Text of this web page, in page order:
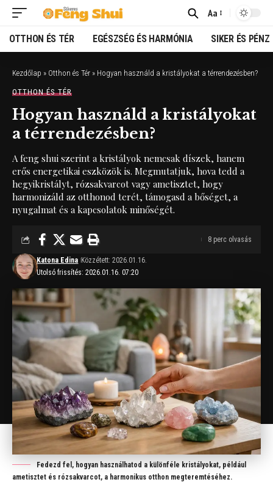
Font
Resizer
Aa
OTTHON ÉS TÉR EGÉSZSÉG ÉS HARMÓNIA SIKER ÉS PÉNZ
Kezdőlap » Otthon és Tér » Hogyan használd a kristályokat a térrendezésben?
OTTHON ÉS TÉR
Hogyan használd a kristályokat
a térrendezésben?
A feng shui szerint a kristályok nemcsak díszek, hanem
erős energetikai eszközök is. Megmutatjuk, hova tedd a
hegyikristályt, rózsakvarcot vagy ametisztet, hogy
harmonizáld az otthonod terét, támogasd a bőséget, a
nyugalmat és a kapcsolatok minőségét.
Utolsó frissítés: 2026.01.16. 07:20
Katona Edina Közzétett: 2026.01.16.
8 perc olvasás
Fedezd fel, hogyan használhatod a különféle kristályokat, például
ametisztet és rózsakvarcot, a harmonikus otthon megteremtéséhez.